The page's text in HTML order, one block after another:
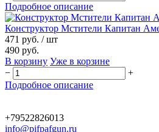
Подробное описание
Конструктор Мстители Капитан
471 руб. / шт
490 руб.
В корзину Уже в корзине
−
+
Подробное описание
+79522826013
info@pifpafgun.ru